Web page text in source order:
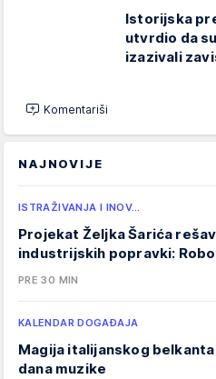
Istorijska
utvrdio da
izazivali
Komentariši
NAJNOVIJE
ISTRAŽIVANJA I INOV…
Projekat Željka Šarića
industrijskih popravki:
PRE 30 MIN
KALENDAR DOGAĐAJA
Magija italijanskog
dana muzike